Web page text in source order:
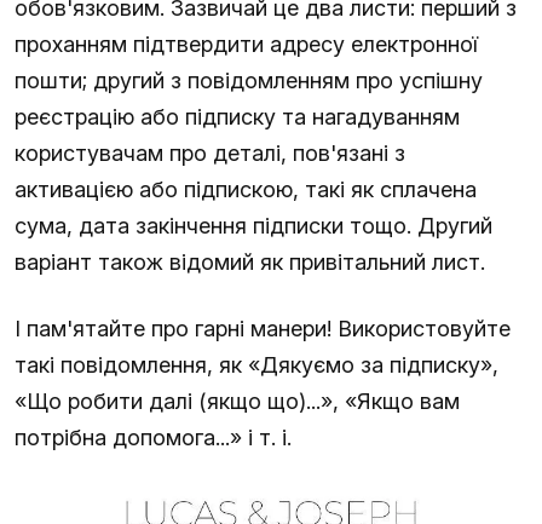
обов'язковим. Зазвичай це два листи: перший з
проханням підтвердити адресу електронної
пошти; другий з повідомленням про успішну
реєстрацію або підписку та нагадуванням
користувачам про деталі, пов'язані з
активацією або підпискою, такі як сплачена
сума, дата закінчення підписки тощо. Другий
варіант також відомий як привітальний лист.
І пам'ятайте про гарні манери! Використовуйте
такі повідомлення, як «Дякуємо за підписку»,
«Що робити далі (якщо що)...», «Якщо вам
потрібна допомога...» і т. і.